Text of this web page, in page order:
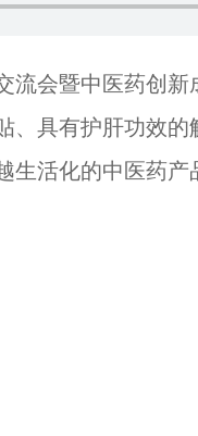
会暨中医药创新
、具有护肝功效
生活化的中医药